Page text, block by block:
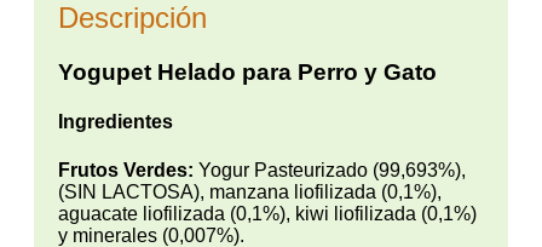
Descripción
Yogupet Helado para Perro y Gato
Ingredientes
Frutos Verdes: Yogur Pasteurizado (99,693%),
(SIN LACTOSA), manzana liofilizada (0,1%),
aguacate liofilizada (0,1%), kiwi liofilizada (0,1%)
y minerales (0,007%).